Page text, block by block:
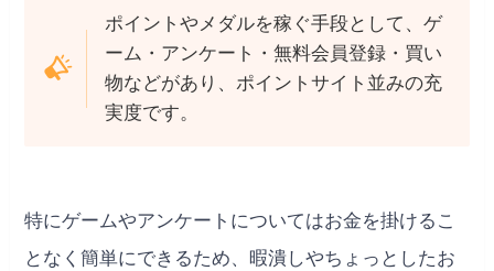
ポイントやメダルを稼ぐ手段として、ゲ
ーム・アンケート・無料会員登録・買い
物などがあり、ポイントサイト並みの充
実度です。
特にゲームやアンケートについてはお金を掛けるこ
となく簡単にできるため、暇潰しやちょっとしたお